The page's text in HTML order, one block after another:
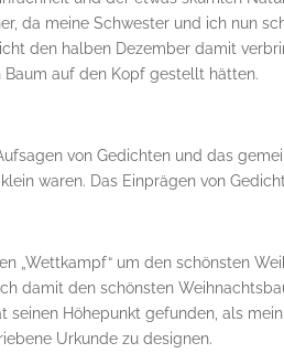
da meine Schwester und ich nun
den halben Dezember damit
auf den Kopf gestellt hätten.
von Gedichten und das
waren. Das Einprägen von
„Wettkampf“ um den schönsten
damit den schönsten
seinen Höhepunkt gefunden, als
Urkunde zu designen.